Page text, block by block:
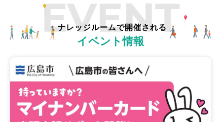
EVENT
ナレッジルームで開催される
イベント情報